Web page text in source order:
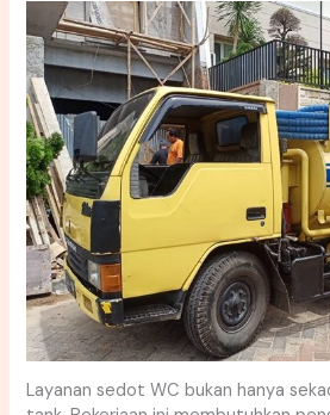
Layanan sedot WC bukan hanya